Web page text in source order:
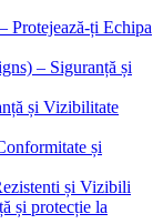
Protejează-ți Echipa
– Siguranță și
și Vizibilitate
și
și Vizibili
și protecție la